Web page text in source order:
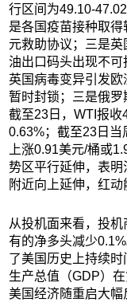
行区间为49.10-
是各国疫苗接种取
元救助协议；三是
油出口码头出现不
英国病毒变异引发
暂时封锁；三是俄罗
截至23日，WTI报收
0.63%；截至23日当
上涨0.91美元/桶或
势区平行延伸，表
附近向上延伸，红动
从投机面来看，投
有的净多头减少
了美国历史上持续
生产总值（GDP）
美国经济随重启大